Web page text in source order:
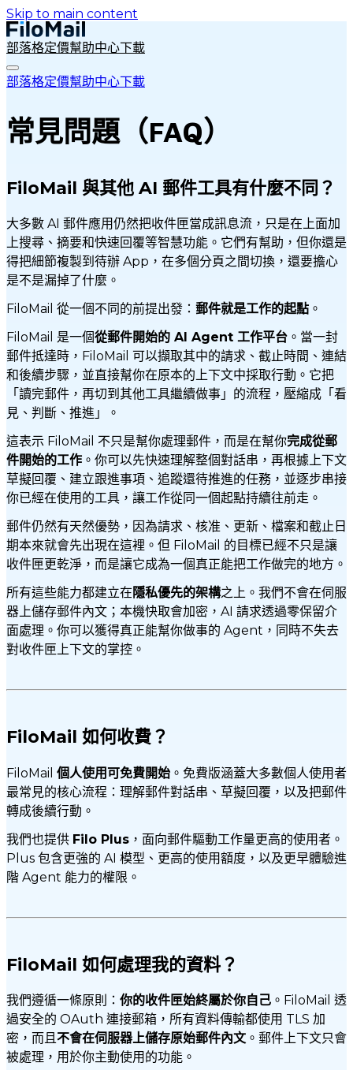
Skip to main content
部落格定價幫助中心下載
部落格定價幫助中心下載
常見問題（FAQ）
FiloMail 與其他 AI 郵件工具有什麼不同？
大多數 AI 郵件應用仍然把收件匣當成訊息流，只是在上面加
上搜尋、摘要和快速回覆等智慧功能。它們有幫助，但你還是
得把細節複製到待辦 App，在多個分頁之間切換，還要擔心
是不是漏掉了什麼。
FiloMail 從一個不同的前提出發： 郵件就是工作的起點 。
FiloMail 是一個從郵件開始的 AI Agent 工作平台 。當一封
郵件抵達時，FiloMail 可以擷取其中的請求、截止時間、連結
和後續步驟，並直接幫你在原本的上下文中採取行動。它把
「讀完郵件，再切到其他工具繼續做事」的流程，壓縮成「看
見、判斷、推進」。
這表示 FiloMail 不只是幫你處理郵件，而是在幫你完成從郵
件開始的工作 。你可以先快速理解整個對話串，再根據上下文
草擬回覆、建立跟進事項、追蹤還待推進的任務，並逐步串接
你已經在使用的工具，讓工作從同一個起點持續往前走。
郵件仍然有天然優勢，因為請求、核准、更新、檔案和截止日
期本來就會先出現在這裡。但 FiloMail 的目標已經不只是讓
收件匣更乾淨，而是讓它成為一個真正能把工作做完的地方。
所有這些能力都建立在 隱私優先的架構之上。我們不會在伺服
器上儲存郵件內文；本機快取會加密，AI 請求透過零保留介
面處理。你可以獲得真正能幫你做事的 Agent，同時不失去
對收件匣上下文的掌控。
FiloMail 如何收費？
FiloMail 個人使用可免費開始 。免費版涵蓋大多數個人使用者
最常見的核心流程：理解郵件對話串、草擬回覆，以及把郵件
轉成後續行動。
我們也提供 Filo Plus ，面向郵件驅動工作量更高的使用者。
Plus 包含更強的 AI 模型、更高的使用額度，以及更早體驗進
階 Agent 能力的權限。
FiloMail 如何處理我的資料？
我們遵循一條原則： 你的收件匣始終屬於你自己 。FiloMail 透
過安全的 OAuth 連接郵箱，所有資料傳輸都使用 TLS 加
密，而且不會在伺服器上儲存原始郵件內文 。郵件上下文只會
被處理，用於你主動使用的功能。